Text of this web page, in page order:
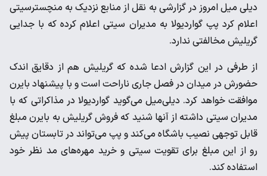
دیلی میل امروز در گزارشی به نقل از منابع نزدیک به منچسترسیتی
‌اعلام کرد پپ گواردیولا به مدیران سیتی اعلام کرده که با جدایی
‌گریلیش مخالفتی ندارد. ‌
از طرفی در این گزارش ادعا شده که گریلیش هم از دقایق اندک
‌حضورش در میدان در فصل جاری ناراحت است و با پیشنهاد بایرن
‌موافقت خواهد کرد. دیلی‌میل می‌گوید گواردیولا در مذاکراتی که با
‌مدیران سیتی داشته از آنها شنید که فروش گریلیش به بایرن مبلغ
‌قابل توجهی نصیب باشگاه می‌کند و پپ می‌تواند در تابستان پیش
رو ‌از این مبلغ برای تقویت سیتی و خرید مهره‌های مد نظر خود
استفاده ‌کند. ‌